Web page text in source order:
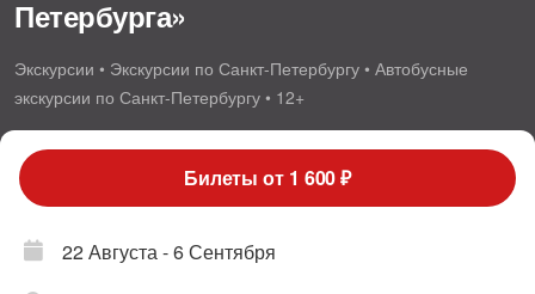
Петербурга»
Экскурсии • Экскурсии по Санкт-Петербургу • Автобусные
экскурсии по Санкт-Петербургу • 12+
Билеты от 1 600 ₽
22 Августа - 6 Сентября